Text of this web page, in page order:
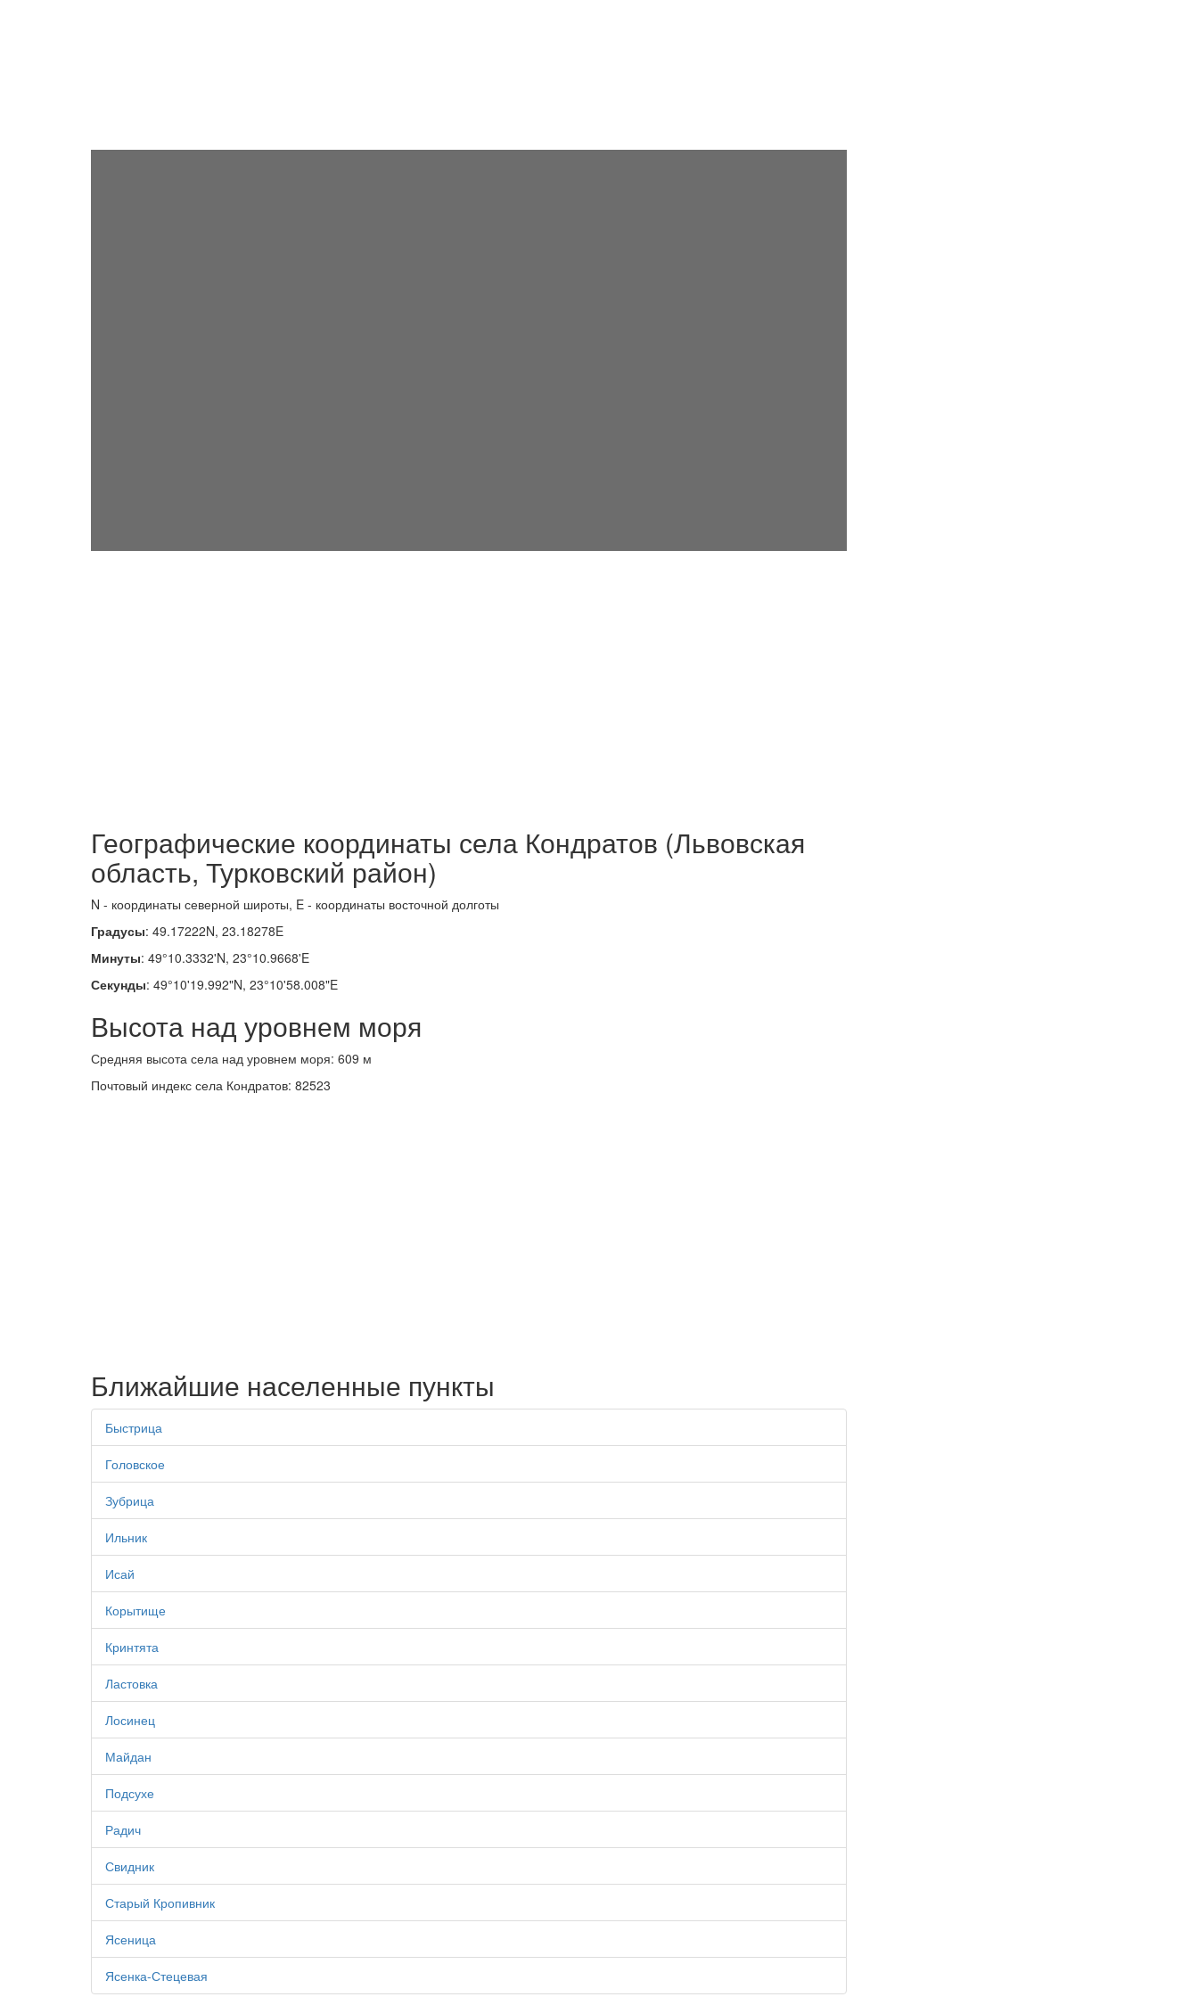
Географические координаты села Кондратов (Львовская
область, Турковский район)
N - координаты северной широты, E - координаты восточной долготы
Градусы: 49.17222N, 23.18278E
Минуты: 49°10.3332'N, 23°10.9668'E
Секунды: 49°10'19.992"N, 23°10'58.008"E
Высота над уровнем моря
Средняя высота села над уровнем моря: 609 м
Почтовый индекс села Кондратов: 82523
Ближайшие населенные пункты
Быстрица
Головское
Зубрица
Ильник
Исай
Корытище
Кринтята
Ластовка
Лосинец
Майдан
Подсухе
Радич
Свидник
Старый Кропивник
Ясеница
Ясенка-Стецевая